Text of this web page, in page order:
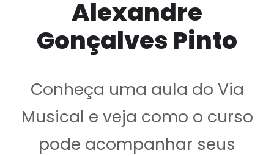
Alexandre
Gonçalves Pinto
Conheça uma aula do Via
Musical e veja como o curso
pode acompanhar seus